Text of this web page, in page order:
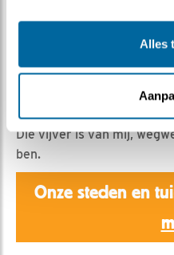
Alles
Af en toe
Bewaar dit
Die vijver is van mij,
ben.
Onze steden en